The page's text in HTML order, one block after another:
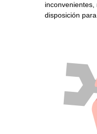
inconvenientes,
disposición